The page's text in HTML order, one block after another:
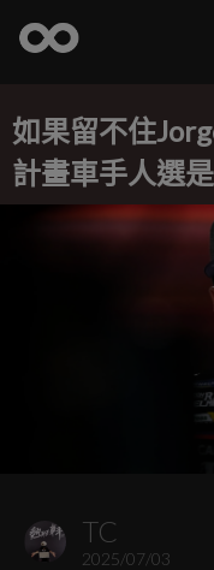
如果留不住
計畫車手人選是
TC
2025/07/03